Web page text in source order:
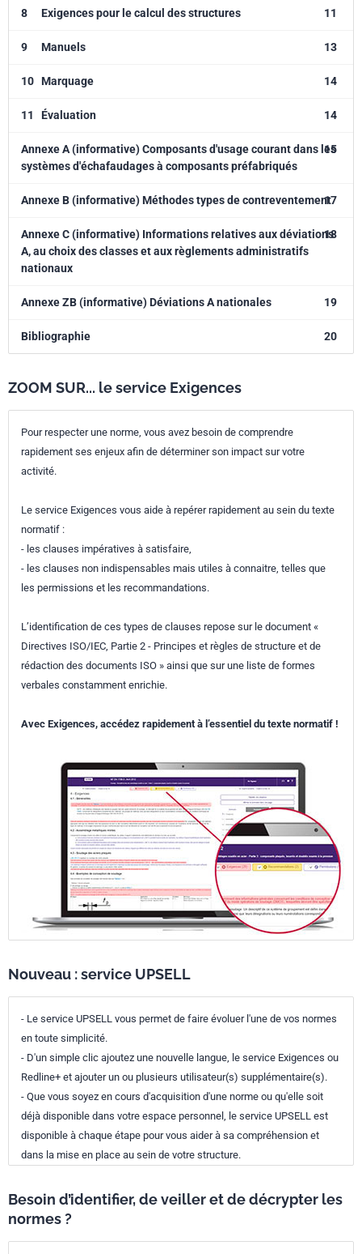
8 Exigences pour le calcul des structures 11
9 Manuels 13
10 Marquage 14
11 Évaluation 14
Annexe A (informative) Composants d'usage courant dans les
systèmes d'échafaudages à composants préfabriqués
15
Annexe B (informative) Méthodes types de contreventement17
Annexe C (informative) Informations relatives aux déviations
A, au choix des classes et aux règlements administratifs
nationaux
18
Annexe ZB (informative) Déviations A nationales 19
Bibliographie 20
ZOOM SUR... le service Exigences
Pour respecter une norme, vous avez besoin de comprendre
rapidement ses enjeux afin de déterminer son impact sur votre
activité.
Le service Exigences vous aide à repérer rapidement au sein du texte
normatif :
- les clauses impératives à satisfaire,
- les clauses non indispensables mais utiles à connaitre, telles que
les permissions et les recommandations.
L’identification de ces types de clauses repose sur le document «
Directives ISO/IEC, Partie 2 - Principes et règles de structure et de
rédaction des documents ISO » ainsi que sur une liste de formes
verbales constamment enrichie.
Avec Exigences, accédez rapidement à l’essentiel du texte normatif !
Nouveau : service UPSELL
- Le service UPSELL vous permet de faire évoluer l'une de vos normes
en toute simplicité.
- D'un simple clic ajoutez une nouvelle langue, le service Exigences ou
Redline+ et ajouter un ou plusieurs utilisateur(s) supplémentaire(s).
- Que vous soyez en cours d'acquisition d'une norme ou qu'elle soit
déjà disponible dans votre espace personnel, le service UPSELL est
disponible à chaque étape pour vous aider à sa compréhension et
dans la mise en place au sein de votre structure.
Besoin d’identifier, de veiller et de décrypter les
normes ?